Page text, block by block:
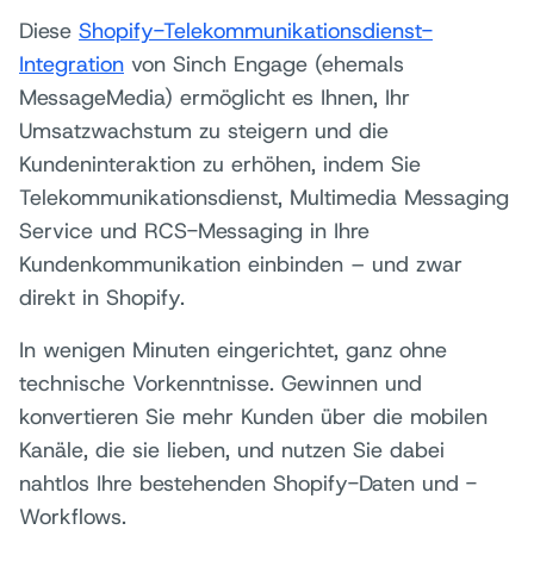
Diese Shopify-Telekommunikationsdienst-
Integration von Sinch Engage (ehemals
MessageMedia) ermöglicht es Ihnen, Ihr
Umsatzwachstum zu steigern und die
Kundeninteraktion zu erhöhen, indem Sie
Telekommunikationsdienst, Multimedia Messaging
Service und RCS-Messaging in Ihre
Kundenkommunikation einbinden – und zwar
direkt in Shopify.
In wenigen Minuten eingerichtet, ganz ohne
technische Vorkenntnisse. Gewinnen und
konvertieren Sie mehr Kunden über die mobilen
Kanäle, die sie lieben, und nutzen Sie dabei
nahtlos Ihre bestehenden Shopify-Daten und -
Workflows.